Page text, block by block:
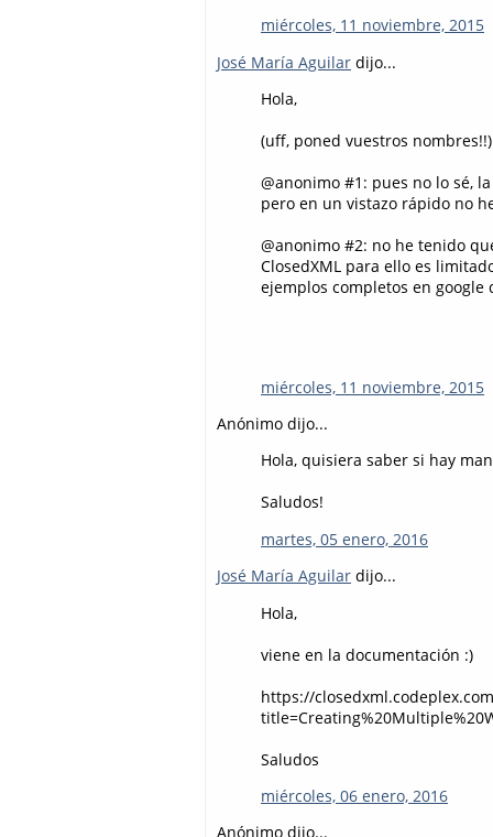
miércoles, 11 noviembre, 2015
José María Aguilar dijo...
Hola,
(uff, poned vuestros nombres!!)
@anonimo #1: pues no lo sé,
pero en un vistazo rápido no
@anonimo #2: no he tenido
ClosedXML para ello es
ejemplos completos en google
miércoles, 11 noviembre, 2015
Anónimo dijo...
Hola, quisiera saber si hay
Saludos!
martes, 05 enero, 2016
José María Aguilar dijo...
Hola,
viene en la documentación :)
https://
Saludos
miércoles, 06 enero, 2016
Anónimo dijo...